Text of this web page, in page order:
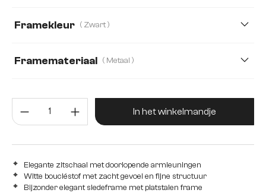
Microvezel/bouclé, Microvezelmateriaal
Microvezelmateriaal Mikrofaser/Bouclé
Webstoff Soft
Framekleur ( Zwart )
Framemateriaal ( Metaal )
roestvrij staal Producthoeveelheid: Voer de
In het winkelmandje
Elegante zitschaal met doorlopende armleuningen
Witte boucléstof met zacht gevoel en fijne structuur
Bijzonder elegant sledeframe met platstalen frame